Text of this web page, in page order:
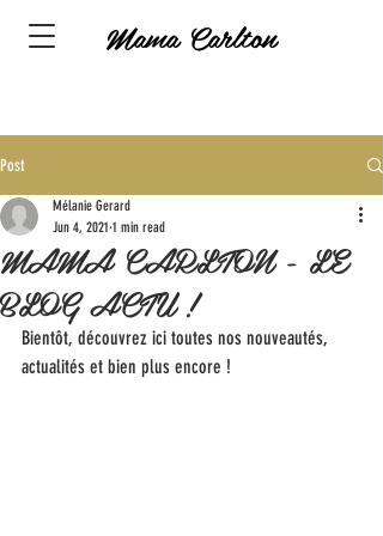
Mama Carlton
Post
MAMA CARLTON - LE
BLOG ACTU !
Mélanie Gerard
Jun 4, 2021 1 min read
Bientôt, découvrez ici toutes nos nouveautés,
actualités et bien plus encore !